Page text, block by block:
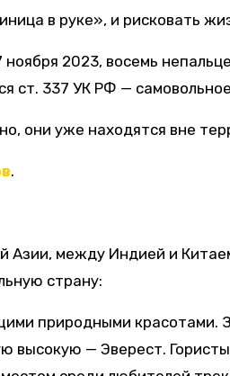
в руке», и рисковать
2023, восемь
ст. 337 УК РФ —
они уже находятся вне
.
между Индией и
страну:
природными красотами.
высокую — Эверест.